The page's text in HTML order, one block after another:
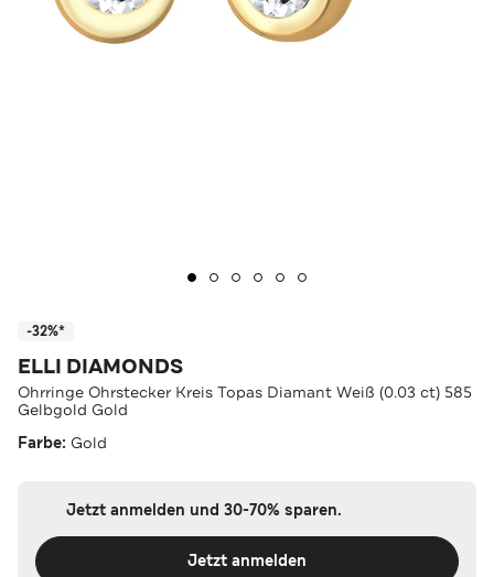
-32%*
ELLI DIAMONDS
Ohrringe Ohrstecker Kreis Topas Diamant Weiß (0.03 ct) 585
Gelbgold Gold
Farbe: Gold
Jetzt anmelden und 30-70% sparen.
Jetzt anmelden